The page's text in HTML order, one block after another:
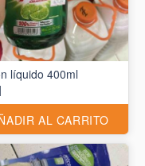
líquido 400ml
AL CARRITO